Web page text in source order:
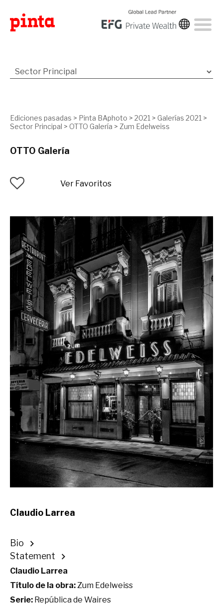
Ediciones pasadas > Pinta BAphoto > 2021 > Galerías 2021 >
Sector Principal > OTTO Galería > Zum Edelweiss
OTTO Galería
Ver Favoritos
Claudio Larrea
Bio
Statement
Claudio Larrea
Título de la obra:Zum Edelweiss
Serie: República de Waires